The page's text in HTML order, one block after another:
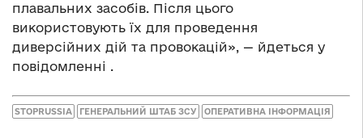
плавальних засобів. Після цього
використовують їх для проведення
диверсійних дій та провокацій», — йдеться у
повідомленні .
STOPRUSSIA ГЕНЕРАЛЬНИЙ ШТАБ ЗСУ ОПЕРАТИВНА ІНФОРМАЦІЯ